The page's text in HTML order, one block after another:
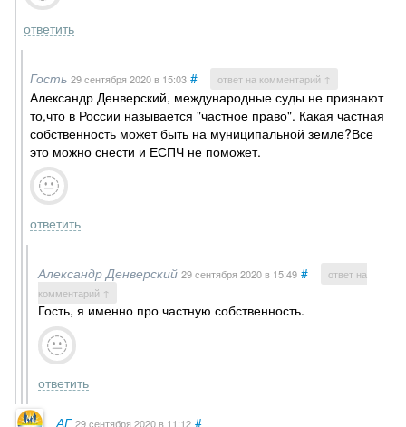
ответить
Гость 29 сентября 2020в 15:03 # ответ на комментарий ↑
Александр Денверский, международные суды не признают
то,что в России называется "частное право". Какая частная
собственность может быть на муниципальной земле?Все
это можно снести и ЕСПЧ не поможет.
ответить
Александр Денверский 29 сентября 2020в 15:49 #
ответ на
комментарий ↑
Гость, я именно про частную собственность.
ответить
АГ 29 сентября 2020в 11:12 #